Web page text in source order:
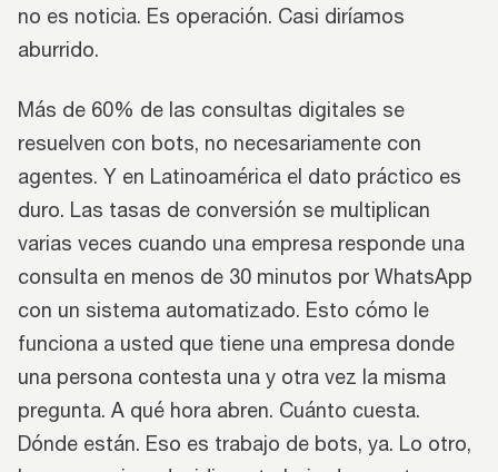
no es noticia. Es operación. Casi diríamos
aburrido.
Más de 60% de las consultas digitales se
resuelven con bots, no necesariamente con
agentes. Y en Latinoamérica el dato práctico es
duro. Las tasas de conversión se multiplican
varias veces cuando una empresa responde una
consulta en menos de 30 minutos por WhatsApp
con un sistema automatizado. Esto cómo le
funciona a usted que tiene una empresa donde
una persona contesta una y otra vez la misma
pregunta. A qué hora abren. Cuánto cuesta.
Dónde están. Eso es trabajo de bots, ya. Lo otro,